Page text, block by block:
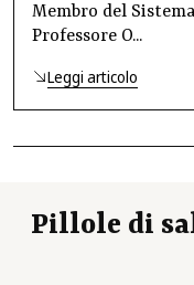
Membro del
Professore O...
Leggi articolo
Pillole di